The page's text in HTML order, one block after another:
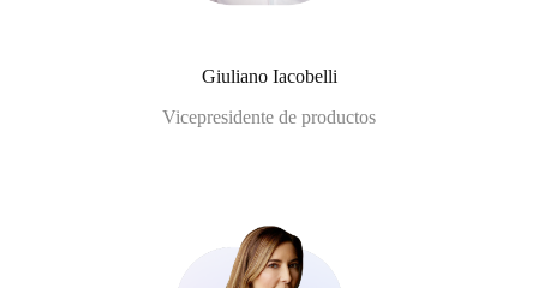
Giuliano Iacobelli
Vicepresidente de productos